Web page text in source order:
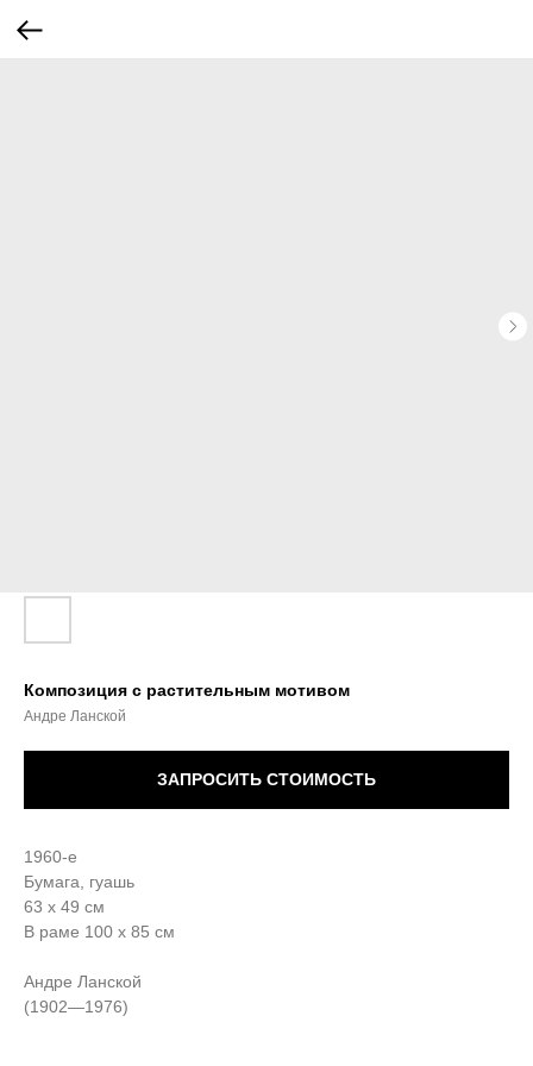
Композиция с растительным мотивом
Андре Ланской
ЗАПРОСИТЬ СТОИМОСТЬ
1960-е
Бумага, гуашь
63 х 49 см
В раме 100 х 85 см
Андре Ланской
(1902—1976)